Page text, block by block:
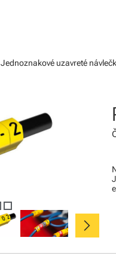
Jednoznakové uzavreté
chevron_right